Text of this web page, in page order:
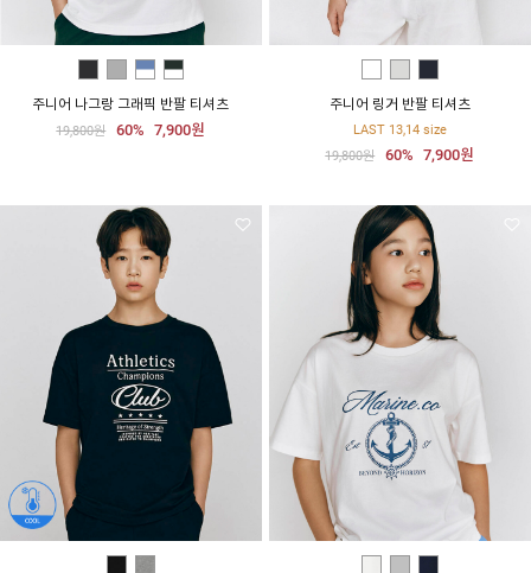
주니어 나그랑 그래픽 반팔 티셔츠
19,800원 60% 7,900원
주니어 링거 반팔 티셔츠
LAST 13,14 size
19,800원
60% 7,900원